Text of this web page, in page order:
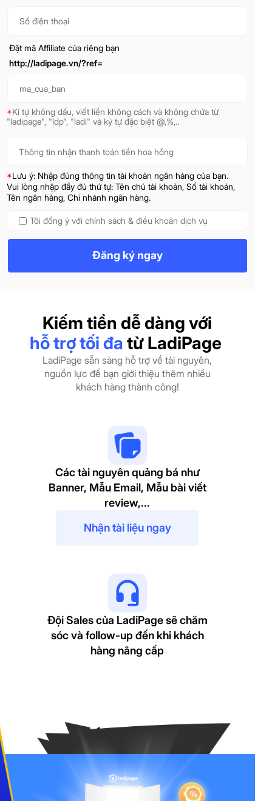
Đăng ký ngay
Tôi đồng ý với chính sách & điều khoản dịch vụ
*Kí tự không dấu, viết liền không cách và không chứa từ
"ladipage", "ldp", "ladi" và ký tự đặc biệt @,%,..
Đặt mã Affiliate của riêng bạn
http://ladipage.vn/?ref=
*Lưu ý: Nhập đúng thông tin tài khoản ngân hàng của bạn.
Vui lòng nhập đầy đủ thứ tự: Tên chủ tài khoản, Số tài khoản,
Tên ngân hàng, Chi nhánh ngân hàng.
Kiếm tiền dễ dàng với
hỗ trợ tối đa từ LadiPage
LadiPage sẵn sàng hỗ trợ về tài nguyên,
nguồn lực để bạn giới thiệu thêm nhiều
khách hàng thành công!
Các tài nguyên quảng bá như
Banner, Mẫu Email, Mẫu bài viết
review,...
Nhận tài liệu ngay
Đội Sales của LadiPage sẽ chăm
sóc và follow-up đến khi khách
hàng nâng cấp